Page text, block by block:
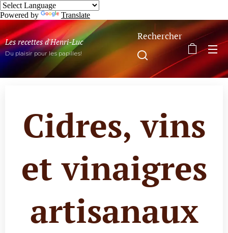
Powered by Translate
Les recettes d'Henri-Luc
Du plaisir pour les papilles!
Rechercher
Cidres, vins
et vinaigres
artisanaux